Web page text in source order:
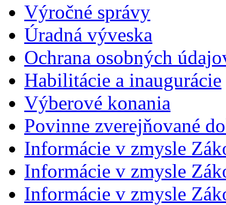
Výročné správy
Úradná výveska
Ochrana osobných
Habilitácie a inaugurácie
Výberové konania
Povinne zverejňované
Informácie v zmysle
Informácie v zmysle
Informácie v zmysle